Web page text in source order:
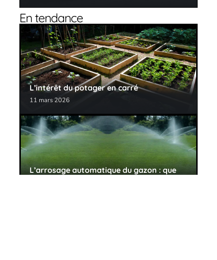
En tendance
L’intérêt du potager en carré
11 mars 2026
L’arrosage automatique du gazon : que
choisir ?